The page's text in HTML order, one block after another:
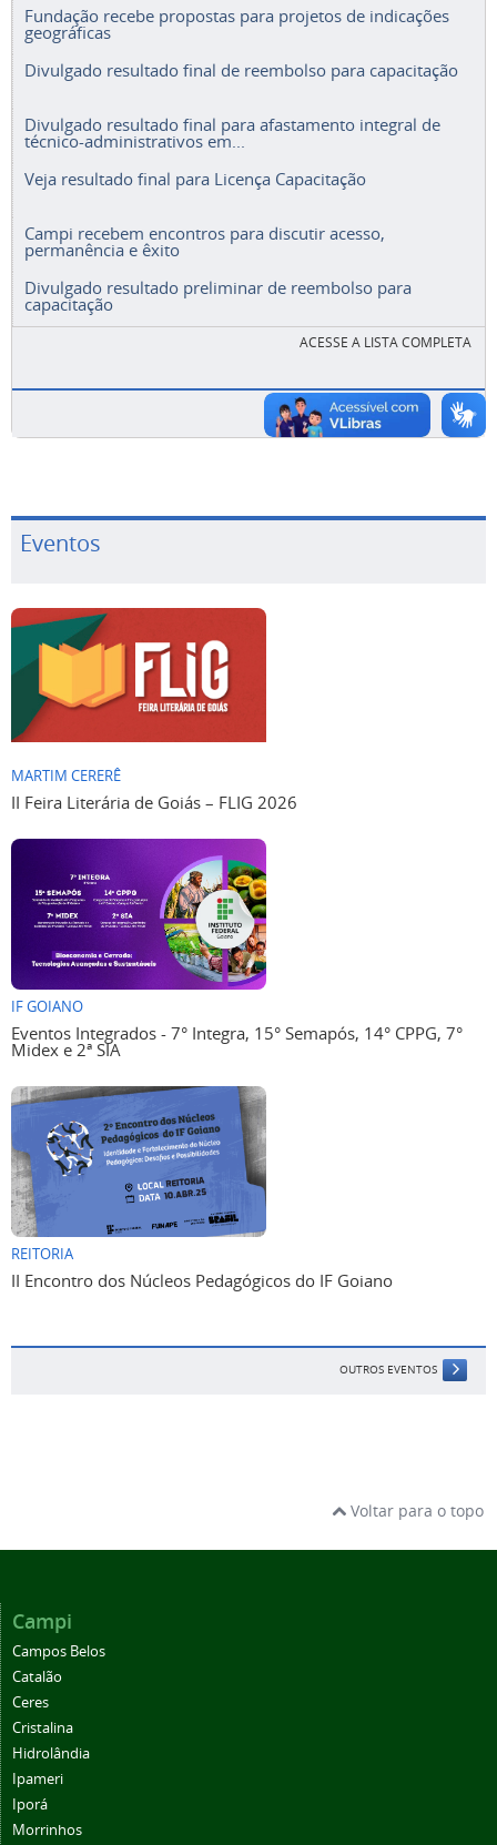
Fundação recebe propostas para projetos de indicações
geográficas
Divulgado resultado final de reembolso para capacitação
Divulgado resultado final para afastamento integral de
técnico-administrativos em...
Veja resultado final para Licença Capacitação
Campi recebem encontros para discutir acesso,
permanência e êxito
Divulgado resultado preliminar de reembolso para
capacitação
ACESSE A LISTA COMPLETA
Eventos
MARTIM CERERÊ
II Feira Literária de Goiás – FLIG 2026
IF GOIANO
Eventos Integrados - 7° Integra, 15° Semapós, 14° CPPG, 7°
Midex e 2ª SIA
REITORIA
II Encontro dos Núcleos Pedagógicos do IF Goiano
OUTROS EVENTOS
Voltar para o topo
Campi
Campos Belos
Catalão
Ceres
Cristalina
Hidrolândia
Ipameri
Iporá
Morrinhos